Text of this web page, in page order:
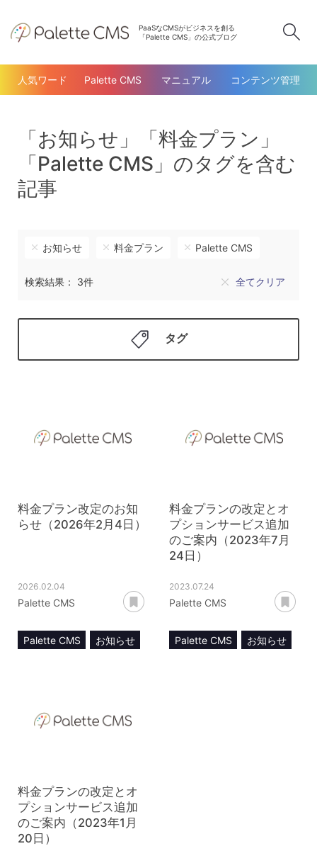
PaaSなCMSがビジネスを創る
「Palette CMS」の公式ブログ
人気ワード Palette CMS マニュアル コンテンツ管理
「お知らせ」「料金プラン」
「Palette CMS」のタグを含む
記事
お知らせ 料金プラン Palette CMS
検索結果： 3件 全てクリア
タグ
料金プラン改定のお知
らせ（2026年2月4日）
2026.02.04
Palette CMS
あとで読む
Palette CMS
お知らせ
料金プランの改定とオ
プションサービス追加
のご案内（2023年7月
24日）
2023.07.24
Palette CMS
Palette CMS
お知らせ
料金プランの改定とオ
プションサービス追加
のご案内（2023年1月
20日）